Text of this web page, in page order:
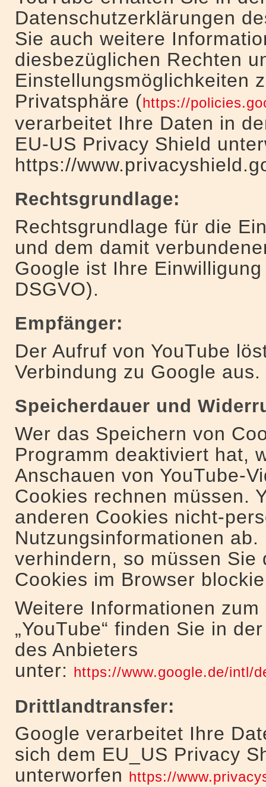
Datenschutzerklärungen
Sie auch weitere
diesbezüglichen Rechten
Einstellungsmöglichkeiten
Privatsphäre (https://
verarbeitet Ihre Daten in
EU-US Privacy Shield
https://
Rechtsgrundlage:
Rechtsgrundlage für die
und dem damit
Google ist Ihre
DSGVO).
Empfänger:
Der Aufruf von YouTube
Verbindung zu Google aus.
Speicherdauer und
Wer das Speichern von
Programm deaktiviert hat,
Anschauen von YouTube-
Cookies rechnen müssen.
anderen Cookies nicht-
Nutzungsinformationen
verhindern, so müssen Sie
Cookies im Browser
Weitere Informationen
„YouTube“ finden Sie in
des Anbieters
unter: https://www.google.de/intl/
Drittlandtransfer:
Google verarbeitet Ihre
sich dem EU_US Privacy
unterworfen https://